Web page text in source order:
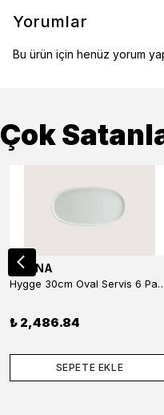
Yorumlar
Bu ürün için henüz yorum
Çok
BONNA
Hygge 30cm
₺ 2,486.84
SEPETE EKLE